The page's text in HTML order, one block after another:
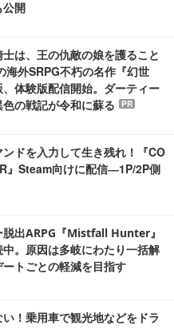
公開
は、王の仇敵の娘を護ること
外SRPG不朽の名作『幻世
体験版配信開始。ダーティー
の戦記が令和に蘇る
PR
ドを入力して生き残れ！『CO
』Steam向けに配信―1P/2P側
脱出ARPG『Mistfall Hunter』
。原因は多岐にわたり一括解
トごとの軽減を目指す
い！乗用車で観光地などをドラ